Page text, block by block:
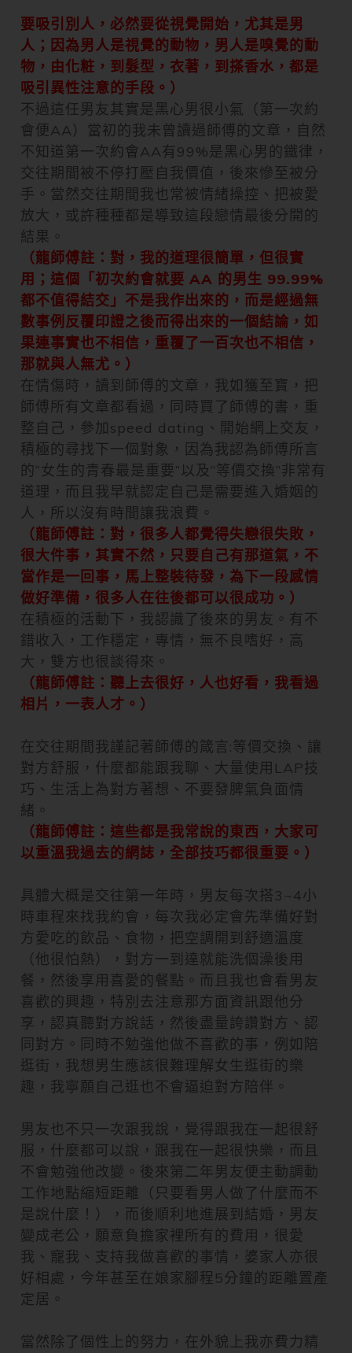
要吸引別人，必然要從視覺開始，尤其是男
人；因為男人是視覺的動物，男人是嗅覺的動
物，由化粧，到髮型，衣著，到搽香水，都是
吸引異性注意的手段。）
不過這任男友其實是黑心男很小氣（第一次約
會便AA）當初的我未曾讀過師傅的文章，自然
不知道第一次約會AA有99%是黑心男的鐵律，
交往期間被不停打壓自我價值，後來慘至被分
手。當然交往期間我也常被情緒操控、把被愛
放大，或許種種都是導致這段戀情最後分開的
結果。
（龍師傅註：對，我的道理很簡單，但很實
用；這個「初次約會就要 AA 的男生 99.99%
都不值得結交」不是我作出來的，而是經過無
數事例反覆印證之後而得出來的一個結論，如
果連事實也不相信，重覆了一百次也不相信，
那就與人無尤。）
在情傷時，讀到師傅的文章，我如獲至寶，把
師傅所有文章都看過，同時買了師傅的書，重
整自己，參加speed dating、開始網上交友，
積極的尋找下一個對象，因為我認為師傅所言
的“女生的青春最是重要”以及“等價交換”非常有
道理，而且我早就認定自己是需要進入婚姻的
人，所以沒有時間讓我浪費。
（龍師傅註：對，很多人都覺得失戀很失敗，
很大件事，其實不然，只要自己有那道氣，不
當作是一回事，馬上整裝待發，為下一段感情
做好準備，很多人在往後都可以很成功。）
在積極的活動下，我認識了後來的男友。有不
錯收入，工作穩定，專情，無不良嗜好，高
大，雙方也很談得來。
（龍師傅註：聽上去很好，人也好看，我看過
相片，一表人才。）
在交往期間我謹記著師傅的箴言:等價交換、讓
對方舒服，什麼都能跟我聊、大量使用LAP技
巧、生活上為對方著想、不要發脾氣負面情
緒。
（龍師傅註：這些都是我常說的東西，大家可
以重溫我過去的網誌，全部技巧都很重要。）
具體大概是交往第一年時，男友每次搭3~4小
時車程來找我約會，每次我必定會先準備好對
方愛吃的飲品、食物，把空調開到舒適溫度
（他很怕熱），對方一到達就能洗個澡後用
餐，然後享用喜愛的餐點。而且我也會看男友
喜歡的興趣，特別去注意那方面資訊跟他分
享，認真聽對方說話，然後盡量誇讚對方、認
同對方。同時不勉強他做不喜歡的事，例如陪
逛街，我想男生應該很難理解女生逛街的樂
趣，我寧願自己逛也不會逼迫對方陪伴。
男友也不只一次跟我說，覺得跟我在一起很舒
服，什麼都可以說，跟我在一起很快樂，而且
不會勉強他改變。後來第二年男友便主動調動
工作地點縮短距離（只要看男人做了什麼而不
是說什麼！），而後順利地進展到結婚，男友
變成老公，願意負擔家裡所有的費用，很愛
我、寵我、支持我做喜歡的事情，婆家人亦很
好相處，今年甚至在娘家腳程5分鐘的距離置產
定居。
當然除了個性上的努力，在外貌上我亦費力精